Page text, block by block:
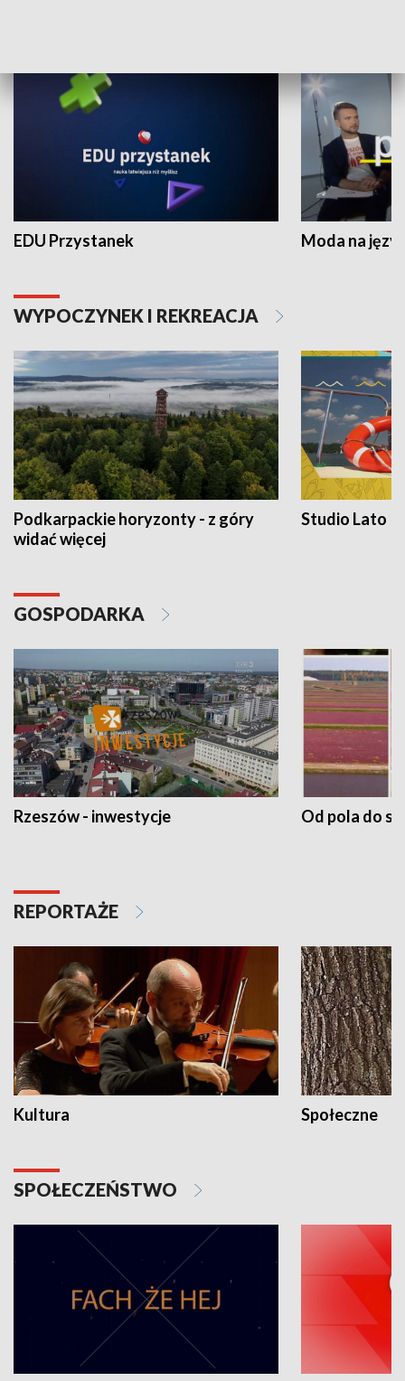
EDU Przystanek Moda na
WYPOCZYNEK I REKREACJA
Podkarpackie horyzonty - z góry
widać więcej
Studio Lato
GOSPODARKA
Rzeszów - inwestycje Od pola do
REPORTAŻE
Kultura Społeczne
SPOŁECZEŃSTWO